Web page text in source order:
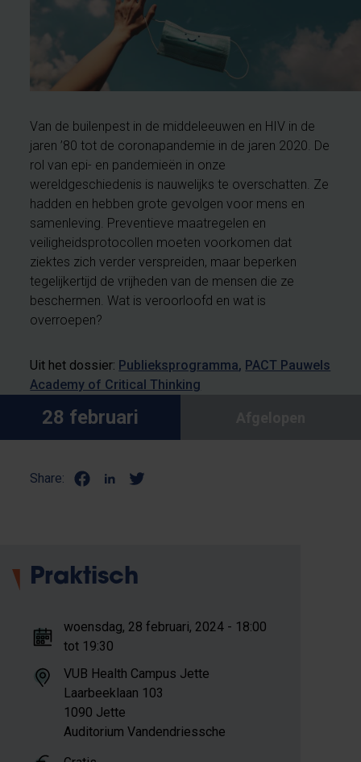
Van de builenpest in de middeleeuwen en HIV in de
jaren ’80 tot de coronapandemie in de jaren 2020. De
rol van epi- en pandemieën in onze
wereldgeschiedenis is nauwelijks te overschatten. Ze
hadden en hebben grote gevolgen voor mens en
samenleving. Preventieve maatregelen en
veiligheidsprotocollen moeten voorkomen dat
ziektes zich verder verspreiden, maar beperken
tegelijkertijd de vrijheden van de mensen die ze
beschermen. Wat is veroorloofd en wat is
overroepen?
Uit het dossier: Publieksprogramma
PACT Pauwels
Academy of Critical Thinking
28 februari
Share:
Praktisch
woensdag, 28 februari, 2024 - 18:00
tot 19:30
VUB Health Campus Jette
Laarbeeklaan 103
1090 Jette
Auditorium Vandendriessche